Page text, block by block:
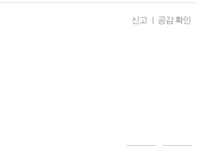
신고 | 공감 확인